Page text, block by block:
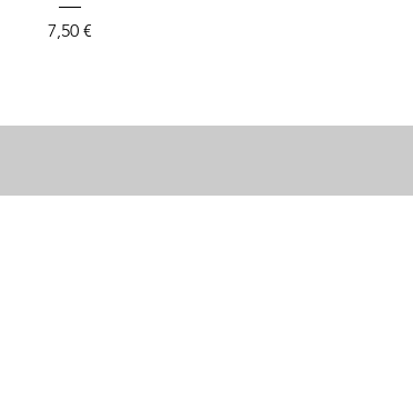
Prix
7,50 €